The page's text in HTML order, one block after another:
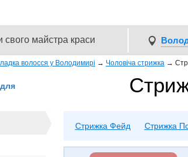
свого майстра краси
волосся у Володимирі → Чоловіча стрижка →
Стрижка Фейд Стрижка